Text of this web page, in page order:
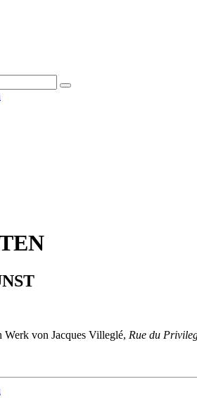
Werk von Jacques Villeglé, Rue du